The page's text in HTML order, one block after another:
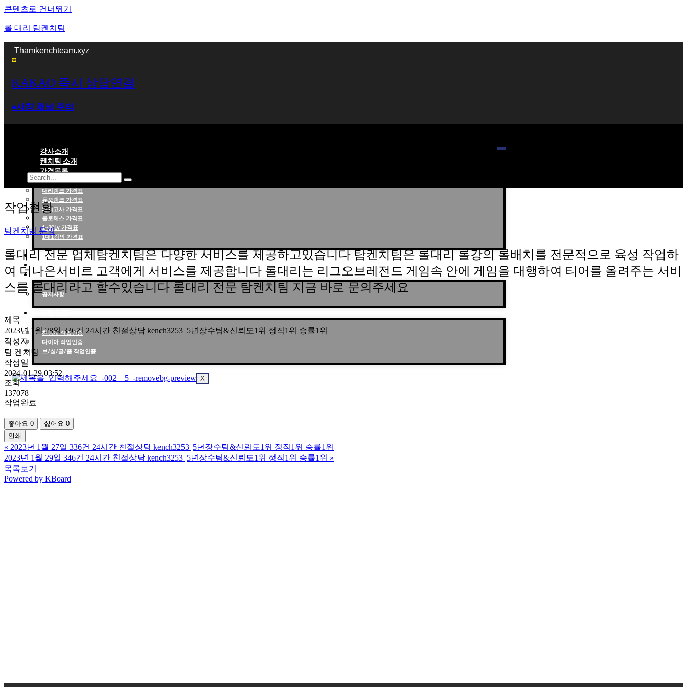
콘텐츠로 건너뛰기
롤 대리 탐켄치팀
Thamkenchteam.xyz
KAKAO 즉시 상담연결
⁕사칭 채널 주의
강사소개
켄치팀 소개
가격목록
대리랭크 가격표
듀오랭크 가격표
배치고사 가격표
롤토체스 가격표
1~30Lv 가격표
1대1강의 가격표
작업현황
작업후기
고객센터
공지사항
천상계 작업인증
다이아 작업인증
브/실/골/플 작업인증
X
작업현황
탐켄치팀 문의
롤대리 전문 업체탐켄치팀은 다양한 서비스를 제공하고있습니다 탐켄치팀은 롤대리 롤강의 롤배치를 전문적으로 육성 작업하
여 더나은서비르 고객에게 서비스를 제공합니다 롤대리는 리그오브레전드 게임속 안에 게임을 대행하여 티어를 올려주는 서비
스를 롤대리라고 할수있습니다 롤대리 전문 탐켄치팀 지금 바로 문의주세요
제목
2023년 1월 28일 336건 24시간 친절상담 kench3253 |5년장수팀&신뢰도1위 정직1위 승률1위
작성자
탐 켄치팀
작성일
2024-01-29 03:52
조회
137078
작업완료
좋아요 0 싫어요 0
인쇄
« 2023년 1월 27일 336건 24시간 친절상담 kench3253 |5년장수팀&신뢰도1위 정직1위 승률1위
2023년 1월 29일 346건 24시간 친절상담 kench3253 |5년장수팀&신뢰도1위 정직1위 승률1위 »
목록보기
Powered by KBoard